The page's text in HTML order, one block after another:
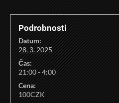
Podrobnosti
Datum:
28. 3. 2025
Čas:
21:00 - 4:00
Cena:
100CZK